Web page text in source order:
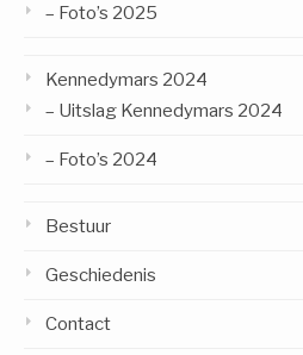
– Foto’s 2025
Kennedymars 2024
– Uitslag Kennedymars 2024
– Foto’s 2024
Bestuur
Geschiedenis
Contact